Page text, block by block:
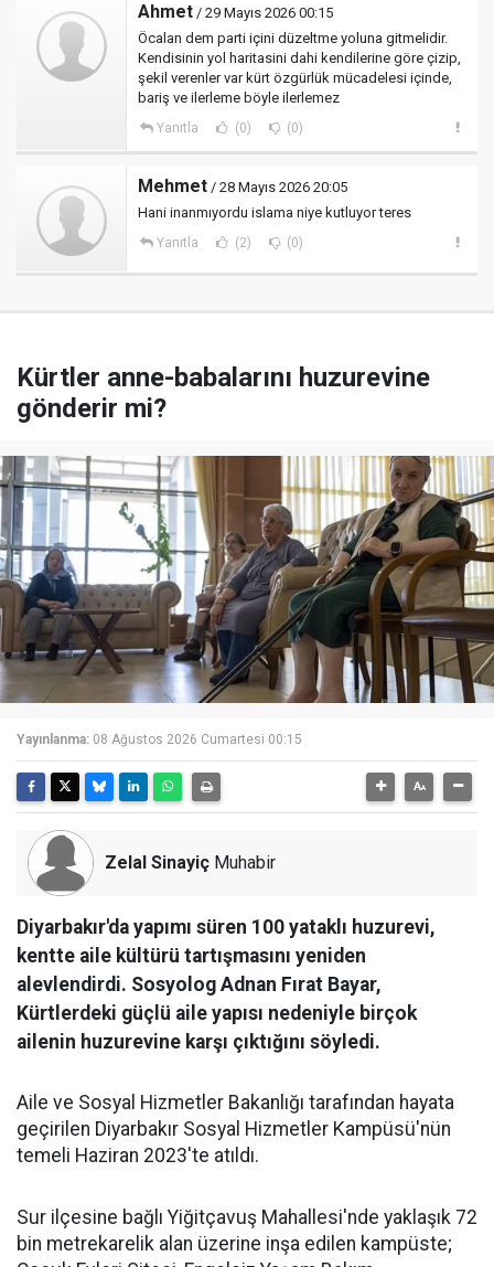
Ahmet / 29 Mayıs 2026 00:15
Öcalan dem parti içini düzeltme yoluna gitmelidir.
Kendisinin yol haritasini dahi kendilerine göre çizip,
şekil verenler var kürt özgürlük mücadelesi içinde,
bariş ve ilerleme böyle ilerlemez
Yanıtla (0) (0)
Mehmet / 28 Mayıs 2026 20:05
Hani inanmıyordu islama niye kutluyor teres
Yanıtla (2) (0)
Kürtler anne-babalarını huzurevine
gönderir mi?
Yayınlanma: 08 Ağustos 2026 Cumartesi 00:15
Zelal Sinayiç Muhabir
Diyarbakır'da yapımı süren 100 yataklı huzurevi,
kentte aile kültürü tartışmasını yeniden
alevlendirdi. Sosyolog Adnan Fırat Bayar,
Kürtlerdeki güçlü aile yapısı nedeniyle birçok
ailenin huzurevine karşı çıktığını söyledi.
Aile ve Sosyal Hizmetler Bakanlığı tarafından hayata
geçirilen Diyarbakır Sosyal Hizmetler Kampüsü'nün
temeli Haziran 2023'te atıldı.
Sur ilçesine bağlı Yiğitçavuş Mahallesi'nde yaklaşık 72
bin metrekarelik alan üzerine inşa edilen kampüste;